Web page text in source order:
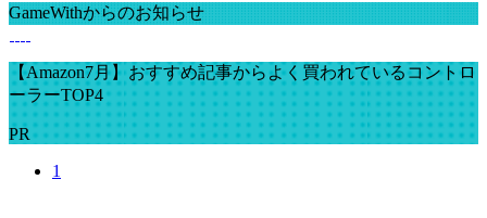
GameWithからのお知らせ
【Amazon7月】おすすめ記事からよく買われているコントロ
ーラーTOP4
PR
1